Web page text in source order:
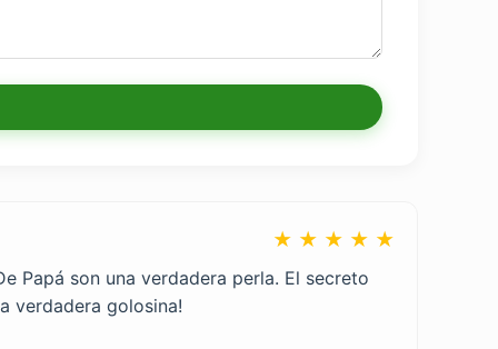
★ ★ ★ ★ ★
Papá son una verdadera perla. El secreto
verdadera golosina!